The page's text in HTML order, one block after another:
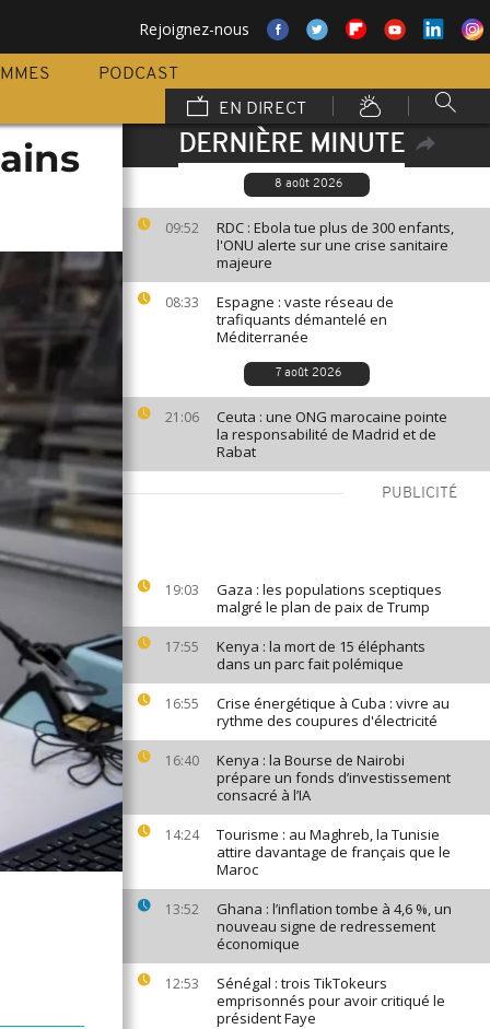
Rejoignez-nous
PODCAST
EN DIRECT
DERNIÈRE MINUTE
8 août 2026
09:52
RDC : Ebola tue plus de 300 enfants,
l'ONU alerte sur une crise sanitaire
majeure
08:33
Espagne : vaste réseau de
trafiquants démantelé en
Méditerranée
7 août 2026
21:06
Ceuta : une ONG marocaine pointe
la responsabilité de Madrid et de
Rabat
PUBLICITÉ
19:03
Gaza : les populations sceptiques
malgré le plan de paix de Trump
17:55
Kenya : la mort de 15 éléphants
dans un parc fait polémique
16:55
Crise énergétique à Cuba : vivre au
rythme des coupures d'électricité
16:40
Kenya : la Bourse de Nairobi
prépare un fonds d’investissement
consacré à l’IA
14:24
Tourisme : au Maghreb, la Tunisie
attire davantage de français que le
Maroc
13:52
Ghana : l’inflation tombe à 4,6 %, un
nouveau signe de redressement
économique
12:53
Sénégal : trois TikTokeurs
emprisonnés pour avoir critiqué le
président Faye